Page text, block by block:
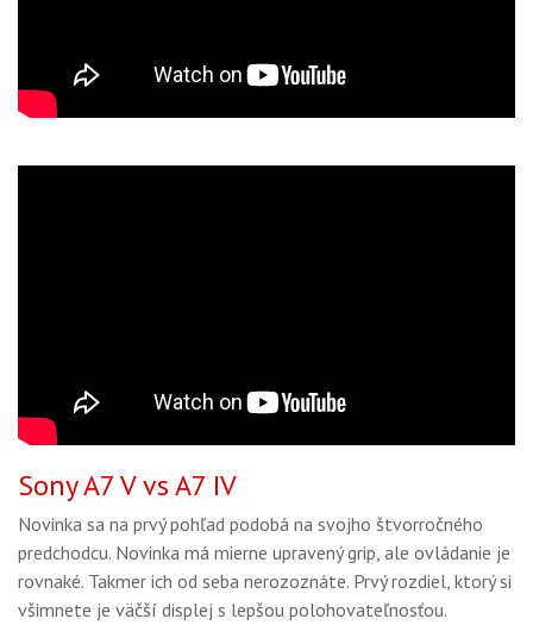
Sony A7 V vs A7 IV
Novinka sa na prvý pohľad podobá na svojho štvorročného
predchodcu. Novinka má mierne upravený grip, ale ovládanie je
rovnaké. Takmer ich od seba nerozoznáte. Prvý rozdiel, ktorý si
všimnete je väčší displej s lepšou polohovateľnosťou.